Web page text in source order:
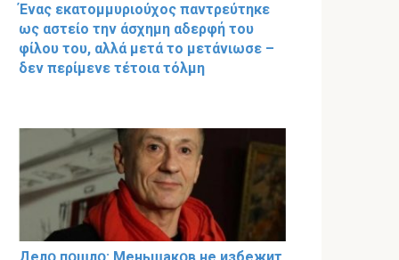
Ένας εκατομμυριούχος παντρεύτηκε
ως αστείο την άσχημη αδερφή του
φίλου του, αλλά μετά το μετάνιωσε –
δεν περίμενε τέτοια τόλμη